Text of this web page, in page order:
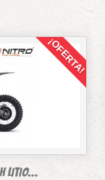
¡OFERTA!
LITIO...